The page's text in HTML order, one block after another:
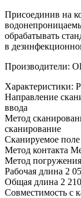
Присоединив на
обрабатывать
в
Производители:
Характеристики:
Направление
ввода
Метод
сканирование
Сканируемое
Метод контакта
Метод
Рабочая длина 2
Общая длина 2
Совместимость с